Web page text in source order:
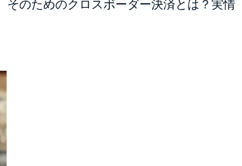
そのためのクロスボーダー決済とは？実情